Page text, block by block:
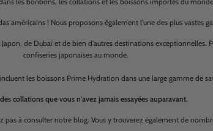
américains ! Nous proposons également l'une des plus vastes
de Dubaï et de bien d'autres destinations
confiseries japonaises au monde.
les boissons Prime Hydration dans une large gamme de
collations que vous n'avez jamais essayées auparavant.
à consulter notre blog. Vous y trouverez également de